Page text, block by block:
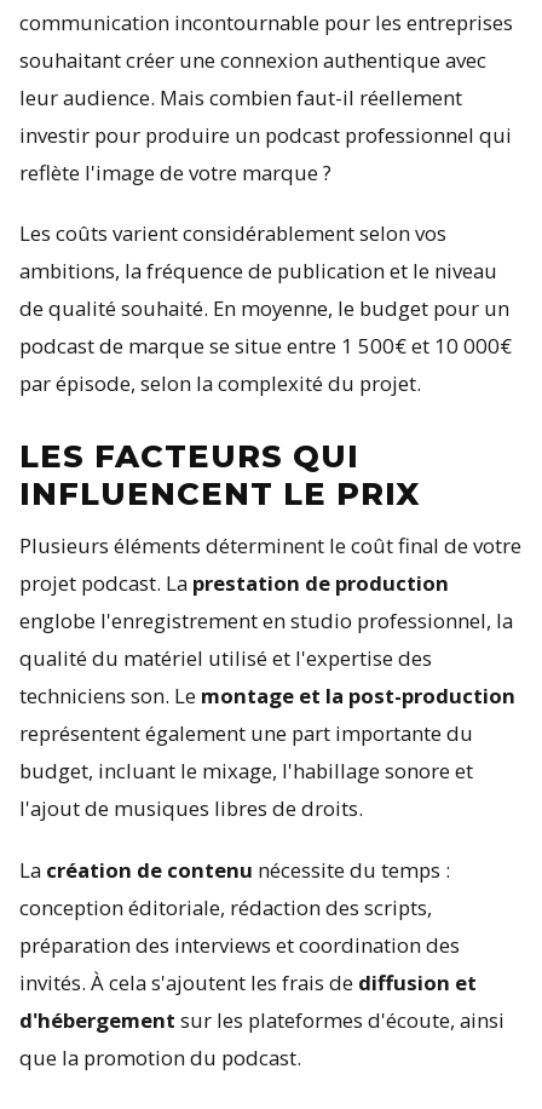
communication incontournable pour les entreprises
souhaitant créer une connexion authentique avec
leur audience. Mais combien faut-il réellement
investir pour produire un podcast professionnel qui
reflète l'image de votre marque ?
Les coûts varient considérablement selon vos
ambitions, la fréquence de publication et le niveau
de qualité souhaité. En moyenne, le budget pour un
podcast de marque se situe entre 1 500€ et 10 000€
par épisode, selon la complexité du projet.
LES FACTEURS QUI
INFLUENCENT LE PRIX
Plusieurs éléments déterminent le coût final de votre
projet podcast. La prestation de production
englobe l'enregistrement en studio professionnel, la
qualité du matériel utilisé et l'expertise des
techniciens son. Le montage et la post-production
représentent également une part importante du
budget, incluant le mixage, l'habillage sonore et
l'ajout de musiques libres de droits.
La création de contenu nécessite du temps :
conception éditoriale, rédaction des scripts,
préparation des interviews et coordination des
invités. À cela s'ajoutent les frais de diffusion et
d'hébergement sur les plateformes d'écoute, ainsi
que la promotion du podcast.